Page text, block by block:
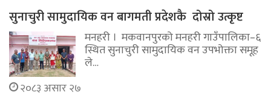
सुनाचुरी सामुदायिक वन बागमती प्रदेशकै दोस्रो उत्कृष्ट
मनहरी । मकवानपुरको मनहरी गाउँपालिका–६
स्थित सुनाचुरी सामुदायिक वन उपभोक्ता समूह
ले…
२०८३ असार २७